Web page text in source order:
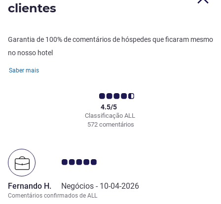
clientes
Garantia de 100% de comentários de hóspedes que ficaram mesmo
no nosso hotel
Saber mais
Classificação ALL
4.5/5
572 comentários
Nota clientes Avis 5.0/5
Fernando H. Negócios - 10-04-2026
Comentários confirmados de ALL